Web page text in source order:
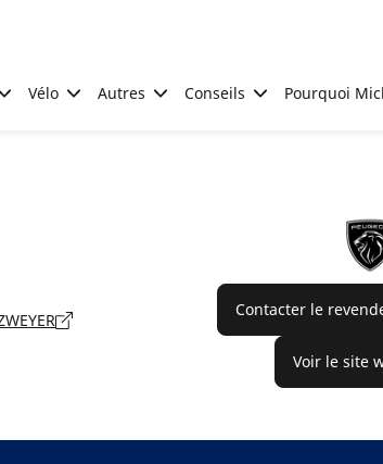
Vélo Autres Conseils Pourquoi
Contacter le
Voir le site